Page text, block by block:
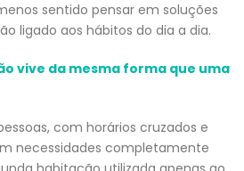
sentido pensar em soluções
ligado aos hábitos do dia a dia.
vive da mesma forma que uma
com horários cruzados e
necessidades completamente